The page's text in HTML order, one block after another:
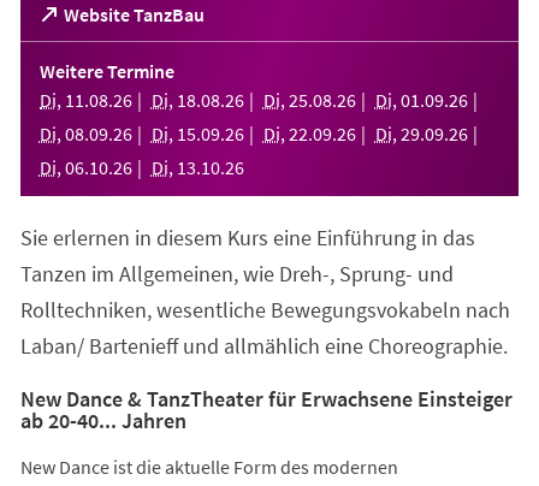
Website TanzBau
(Öffnet
in
einem
neuen
Tab)
Weitere Termine
Di, 11 .08.26 Di, 18.08.26 Di, 25.08.26 Di, 01 .09.26
Di, 08.09.26 Di, 15.09.26 Di, 22.09.26 Di, 29.09.26
Di, 06.10.26 Di, 13.10.26
Sie erlernen in diesem Kurs eine Einführung in das
Tanzen im Allgemeinen, wie Dreh-, Sprung- und
Rolltechniken, wesentliche Bewegungsvokabeln nach
Laban/ Bartenieff und allmählich eine Choreographie.
New Dance & TanzTheater für Erwachsene Einsteiger
ab 20-40... Jahren
New Dance ist die aktuelle Form des modernen